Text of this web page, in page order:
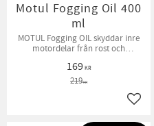
Motul Fogging Oil 400
ml
MOTUL Fogging OIL skyddar inre
motordelar från rost och
vinterförvarat.
169KR
219KR